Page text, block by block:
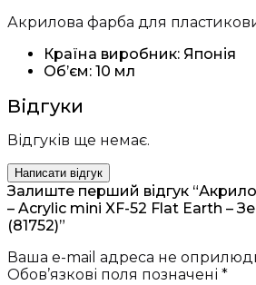
Акрилова фарба для
Країна виробник: Японія
Об’єм: 10 мл
Відгуки
Відгуків ще немає.
Написати відгук
Залиште перший відгук
– Acrylic mini XF-52 Flat Earth –
(81752)”
Ваша e-mail адреса не
Обов’язкові поля позначені *